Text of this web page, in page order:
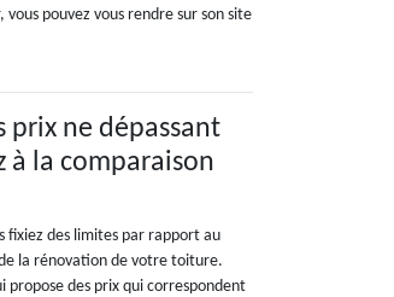
vous pouvez vous rendre sur son site
prix ne dépassant
à la comparaison
fixiez des limites par rapport au
la rénovation de votre toiture.
propose des prix qui correspondent